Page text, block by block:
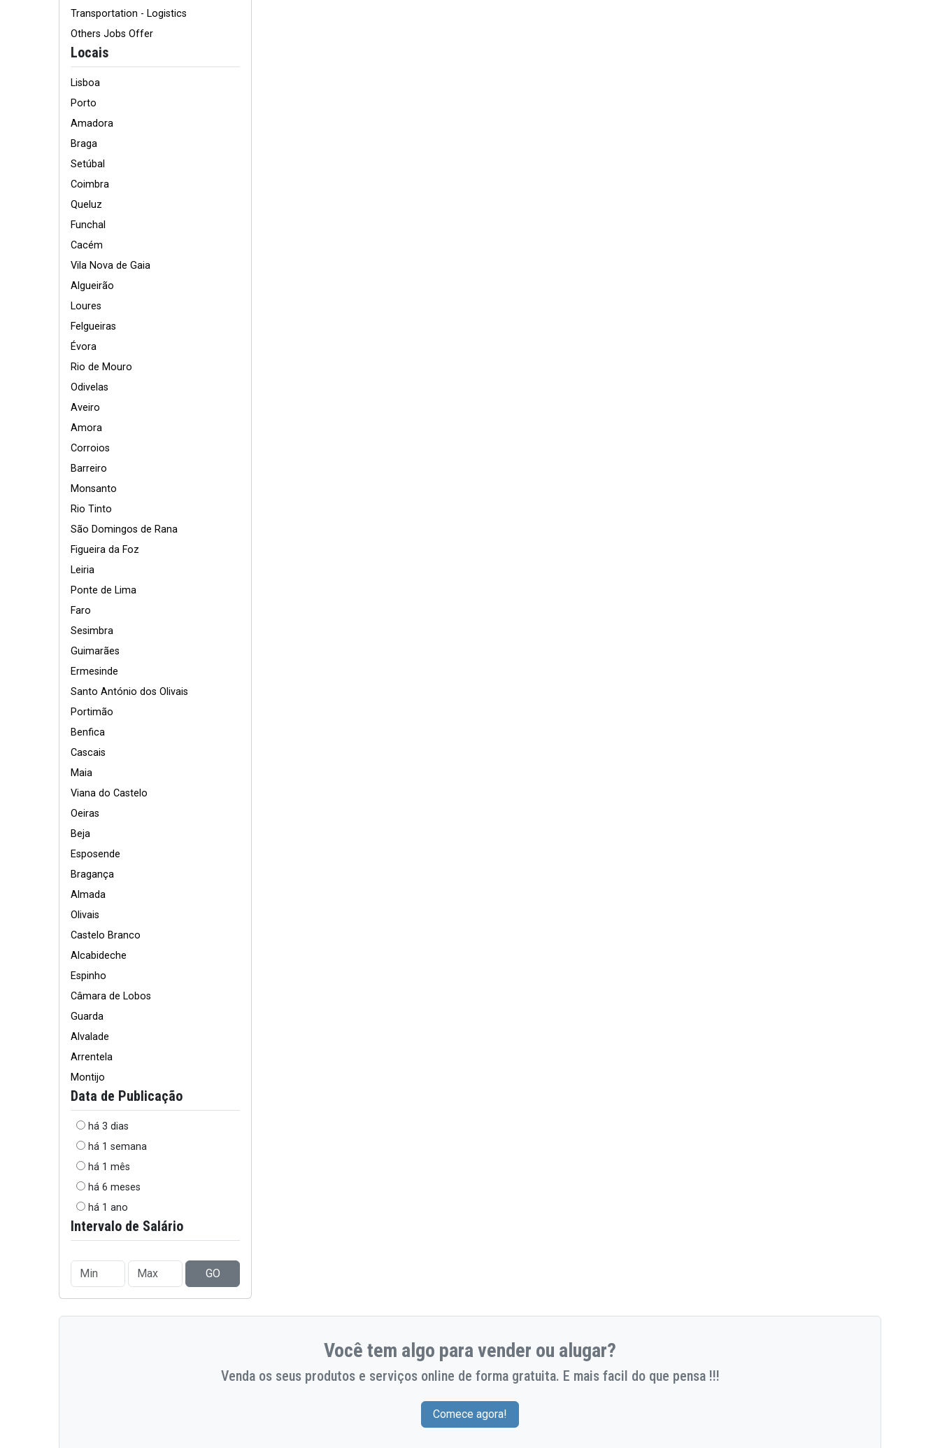
Transportation - Logistics
Others Jobs Offer
Locais
Lisboa
Porto
Amadora
Braga
Setúbal
Coimbra
Queluz
Funchal
Cacém
Vila Nova de Gaia
Algueirão
Loures
Felgueiras
Évora
Rio de Mouro
Odivelas
Aveiro
Amora
Corroios
Barreiro
Monsanto
Rio Tinto
São Domingos de Rana
Figueira da Foz
Leiria
Ponte de Lima
Faro
Sesimbra
Guimarães
Ermesinde
Santo António dos Olivais
Portimão
Benfica
Cascais
Maia
Viana do Castelo
Oeiras
Beja
Esposende
Bragança
Almada
Olivais
Castelo Branco
Alcabideche
Espinho
Câmara de Lobos
Guarda
Alvalade
Arrentela
Montijo
Data de Publicação
há 3 dias
há 1 semana
há 1 mês
há 6 meses
há 1 ano
Intervalo de Salário
GO
Você tem algo para vender ou alugar?
Venda os seus produtos e serviços online de forma gratuita. E mais facil do que pensa !!!
Comece agora!